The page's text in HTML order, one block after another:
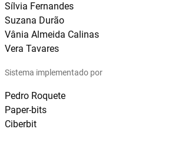
Sílvia Fernandes
Suzana Durão
Vânia Almeida Calinas
Vera Tavares
Sistema implementado por
Pedro Roquete
Paper-bits
Ciberbit